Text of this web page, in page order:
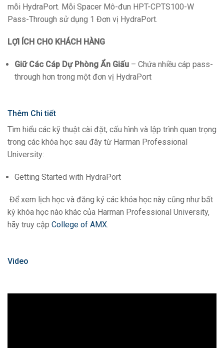
mỗi HydraPort. Mỗi Spacer Mô-đun HPT-CPTS100-W
Pass-Through sử dụng 1 Đơn vị HydraPort.
LỢI ÍCH CHO KHÁCH HÀNG
Giữ Các Cáp Dự Phòng Ẩn Giấu – Chứa nhiều cáp pass-
through hơn trong một đơn vị HydraPort
Thêm Chi tiết
Tìm hiểu các kỹ thuật cài đặt, cấu hình và lập trình quan trọng
trong các khóa học sau đây từ Harman Professional
University:
Getting Started with HydraPort
Để xem lịch học và đăng ký các khóa học này cũng như bất
kỳ khóa học nào khác của Harman Professional University,
hãy truy cập College of AMX.
Video